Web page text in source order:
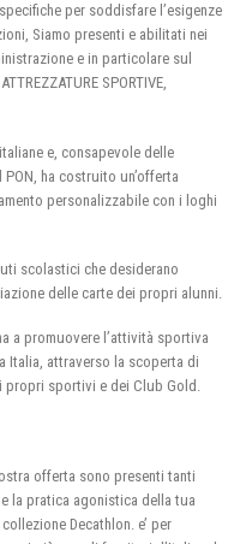
per soddisfare l’esigenze
Siamo presenti e abilitati nei
e in particolare sul
SPORTIVE,
e, consapevole delle
ha costruito un’offerta
personalizzabile con i loghi
scolastici che desiderano
delle carte dei propri alunni.
a promuovere l’attività sportiva
Italia, attraverso la scoperta di
propri sportivi e dei Club Gold.
offerta sono presenti tanti
la pratica agonistica della tua
Decathlon. e’ per